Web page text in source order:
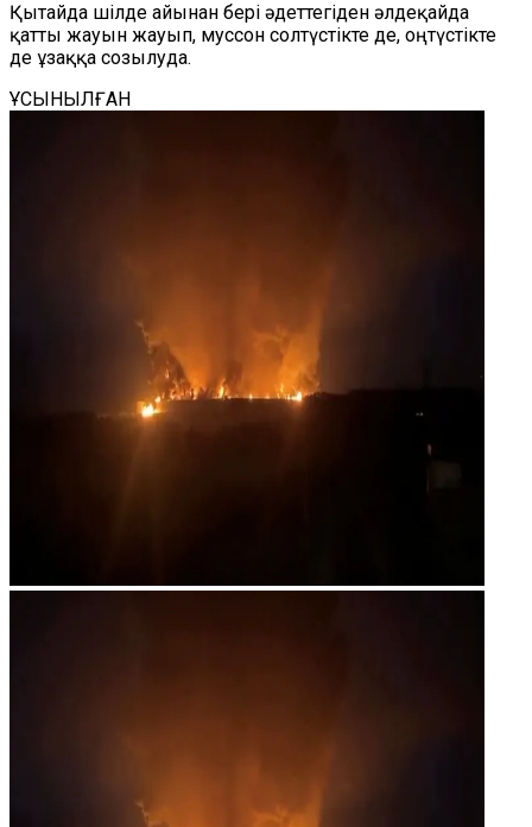
Қытайда шілде айынан бері әдеттегіден әлдеқайда
қатты жауын жауып, муссон солтүстікте де, оңтүстікте
де ұзаққа созылуда.
ҰСЫНЫЛҒАН